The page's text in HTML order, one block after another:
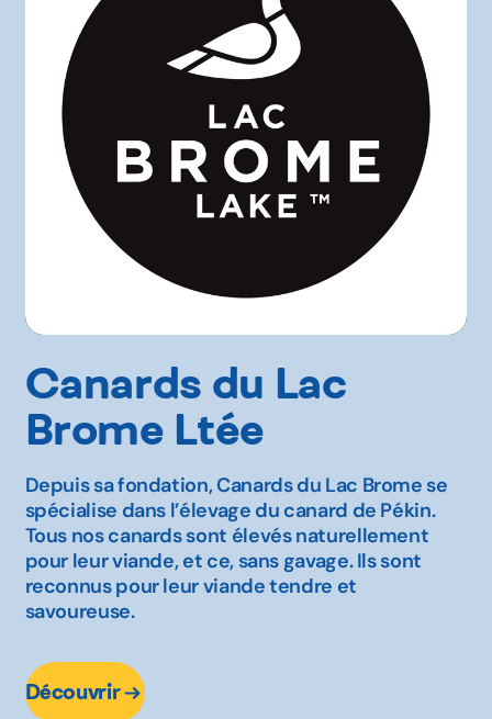
Canards du Lac
Brome Ltée
Depuis sa fondation, Canards du Lac Brome se
spécialise dans l’élevage du canard de Pékin.
Tous nos canards sont élevés naturellement
pour leur viande, et ce, sans gavage. Ils sont
reconnus pour leur viande tendre et
savoureuse.
Découvrir